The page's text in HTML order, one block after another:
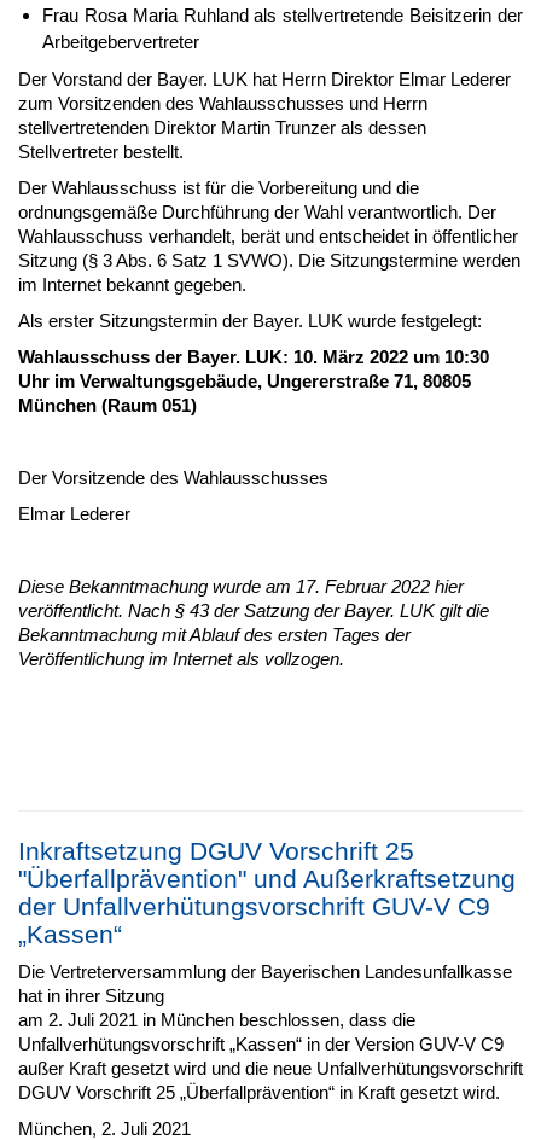
Frau Rosa Maria Ruhland als stellvertretende Beisitzerin der
Arbeitgebervertreter
Der Vorstand der Bayer. LUK hat Herrn Direktor Elmar Lederer
zum Vorsitzenden des Wahlausschusses und Herrn
stellvertretenden Direktor Martin Trunzer als dessen
Stellvertreter bestellt.
Der Wahlausschuss ist für die Vorbereitung und die
ordnungsgemäße Durchführung der Wahl verantwortlich. Der
Wahlausschuss verhandelt, berät und entscheidet in öffentlicher
Sitzung (§ 3 Abs. 6 Satz 1 SVWO). Die Sitzungstermine werden
im Internet bekannt gegeben.
Als erster Sitzungstermin der Bayer. LUK wurde festgelegt:
Wahlausschuss der Bayer. LUK: 10. März 2022 um 10:30
Uhr im Verwaltungsgebäude, Ungererstraße 71, 80805
München (Raum 051)
Der Vorsitzende des Wahlausschusses
Elmar Lederer
Diese Bekanntmachung wurde am 17. Februar 2022 hier
veröffentlicht. Nach § 43 der Satzung der Bayer. LUK gilt die
Bekanntmachung mit Ablauf des ersten Tages der
Veröffentlichung im Internet als vollzogen.
Inkraftsetzung DGUV Vorschrift 25
"Überfallprävention" und Außerkraftsetzung
der Unfallverhütungsvorschrift GUV-V C9
„Kassen“
Die Vertreterversammlung der Bayerischen Landesunfallkasse
hat in ihrer Sitzung
am 2. Juli 2021 in München beschlossen, dass die
Unfallverhütungsvorschrift „Kassen“ in der Version GUV-V C9
außer Kraft gesetzt wird und die neue Unfallverhütungsvorschrift
DGUV Vorschrift 25 „Überfallprävention“ in Kraft gesetzt wird.
München, 2. Juli 2021